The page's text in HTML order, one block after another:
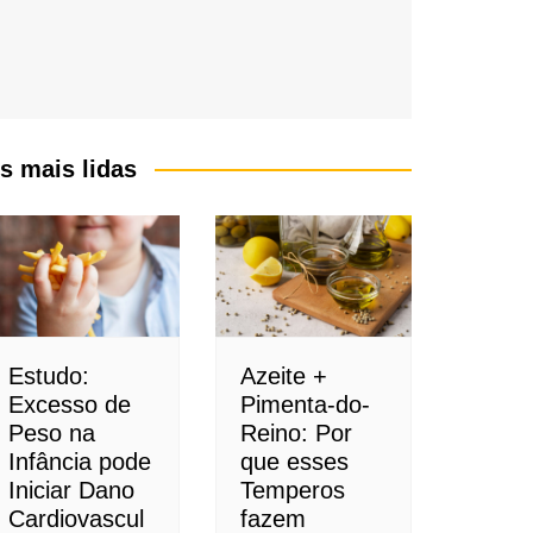
mais lidas
Estudo:
Excesso de
Peso na
Infância pode
Iniciar Dano
Cardiovascul
Azeite +
Pimenta-do-
Reino: Por
que esses
Temperos
fazem